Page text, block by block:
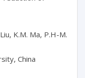
K.M. Ma, P.H-M.
China